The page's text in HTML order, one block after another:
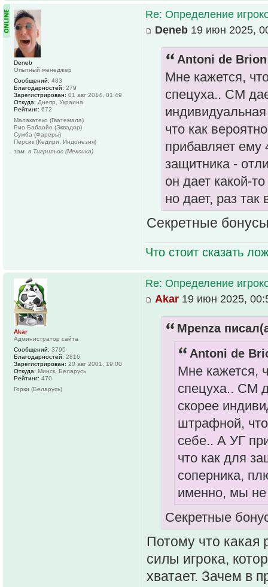
Re: Определение
Deneb 19 июн 2025,
Antoni de
Мне кажется,
спецуха.. СМ
что как
прибавляет ему
защитника -
он дает какой-
но дает, раз
Секретные
Что стоит сказать
Deneb
Опытный менеджер
Сообщений: 483
Благодарностей: 279
Зарегистрирован: 01 авг 2014, 01:49
Откуда: Днепр, Украина
Рейтинг: 672
Малакатеко (Гватемала)
Рио Бабаойо (Эквадор)
Сумба (Фареры)
Персик (Кедири, Индонезия)
зам. в Тигрильос (Мексика)
Re: Определение
Akar 19 июн 2025,
Mpenza
Antoni de
Мне кажется,
спецуха.. СМ
скорее
штрафной,
себе.. А УГ
что как для
соперника,
именно, мы не
Секретные
Потому что какая
силы игрока,
хватает. Зачем в
Akar
Администратор сайта
Сообщений: 3795
Благодарностей: 2816
Зарегистрирован: 20 авг 2001, 19:00
Откуда: Минск, Беларусь
Рейтинг: 470
Горки (Беларусь)